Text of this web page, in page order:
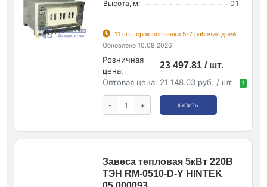
Высота, м:
0.1
11 шт., срок поставки 5-7 рабочих дней
Обновлено 10.08.2026
Розничная
цена:
23 497.81 / шт.
Оптовая цена: 21 148.03 руб. / шт. !
- + КУПИТЬ
Завеса тепловая 5кВт 220В
ТЭН RM-0510-D-Y HINTEK